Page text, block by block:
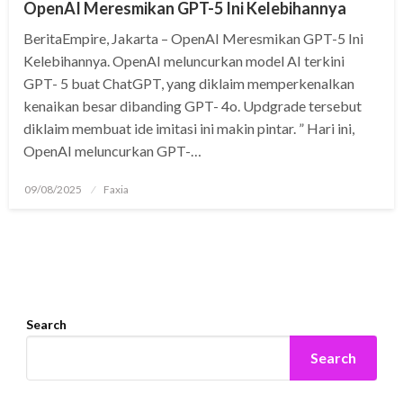
OpenAI Meresmikan GPT-5 Ini Kelebihannya
BeritaEmpire, Jakarta – OpenAI Meresmikan GPT-5 Ini
Kelebihannya. OpenAI meluncurkan model AI terkini
GPT- 5 buat ChatGPT, yang diklaim memperkenalkan
kenaikan besar dibanding GPT- 4o. Updgrade tersebut
diklaim membuat ide imitasi ini makin pintar. ” Hari ini,
OpenAI meluncurkan GPT-…
Posted
09/08/2025 Faxia
Search
Search